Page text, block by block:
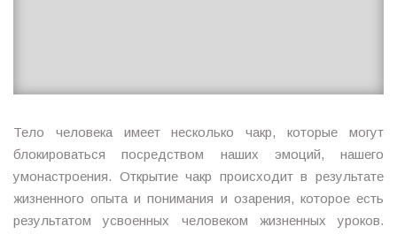
Тело человека имеет несколько чакр, которые могут
блокироваться посредством наших эмоций, нашего
умонастроения. Открытие чакр происходит в результате
жизненного опыта и понимания и озарения, которое есть
результатом усвоенных человеком жизненных уроков.